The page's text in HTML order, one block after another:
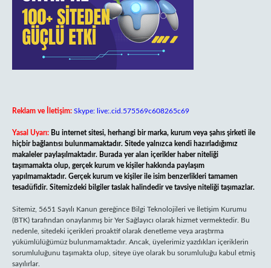
Reklam ve İletişim: Skype: live:.cid.575569c608265c69
Yasal Uyarı: Bu internet sitesi, herhangi bir marka, kurum veya şahıs şirketi ile
hiçbir bağlantısı bulunmamaktadır. Sitede yalnızca kendi hazırladığımız
makaleler paylaşılmaktadır. Burada yer alan içerikler haber niteliği
taşımamakta olup, gerçek kurum ve kişiler hakkında paylaşım
yapılmamaktadır. Gerçek kurum ve kişiler ile isim benzerlikleri tamamen
tesadüfidir. Sitemizdeki bilgiler taslak halindedir ve tavsiye niteliği taşımazlar.
Sitemiz, 5651 Sayılı Kanun gereğince Bilgi Teknolojileri ve İletişim Kurumu
(BTK) tarafından onaylanmış bir Yer Sağlayıcı olarak hizmet vermektedir. Bu
nedenle, sitedeki içerikleri proaktif olarak denetleme veya araştırma
yükümlülüğümüz bulunmamaktadır. Ancak, üyelerimiz yazdıkları içeriklerin
sorumluluğunu taşımakta olup, siteye üye olarak bu sorumluluğu kabul etmiş
sayılırlar.